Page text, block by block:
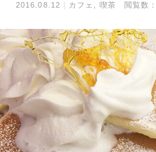
2016.08.12 カフェ 喫茶 閲覧数